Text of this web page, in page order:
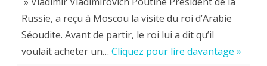
Conseil
dans
l’Espérance
Russie, a reçu à Moscou la visite du roi d’Arabie
Séoudite. Avant de partir, le roi lui a dit qu’il
voulait acheter un… Cliquez pour lire davantage »